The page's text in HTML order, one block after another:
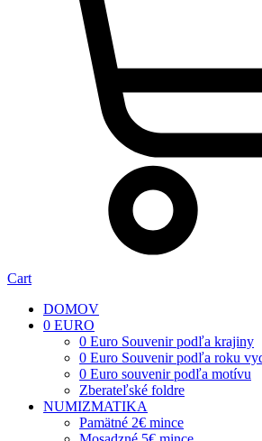
Cart
DOMOV
0 EURO
0 Euro Souvenir podľa krajiny
0 Euro Souvenir podľa roku
0 Euro souvenir podľa motívu
Zberateľské foldre
NUMIZMATIKA
Pamätné 2€ mince